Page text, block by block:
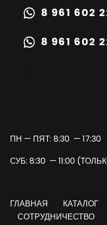
8 961 602
8 961 602
ПН — ПЯТ: 8:30 — 17:30
СУБ: 8:30 — 11:00
ГЛАВНАЯ КАТАЛОГ
СОТРУДНИЧЕСТВО